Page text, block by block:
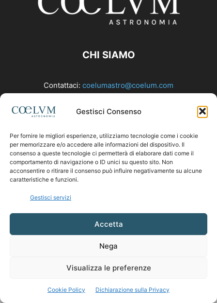
Gestisci Consenso
Per fornire le migliori esperienze, utilizziamo tecnologie come i cookie
per memorizzare e/o accedere alle informazioni del dispositivo. Il
consenso a queste tecnologie ci permetterà di elaborare dati come il
comportamento di navigazione o ID unici su questo sito. Non
acconsentire o ritirare il consenso può influire negativamente su alcune
caratteristiche e funzioni.
Gestisci servizi
Accetta
Nega
Visualizza le preferenze
Cookie Policy Dichiarazione sulla Privacy
CHI SIAMO
Contattaci: coelumastro@coelum.com
SEGUICI